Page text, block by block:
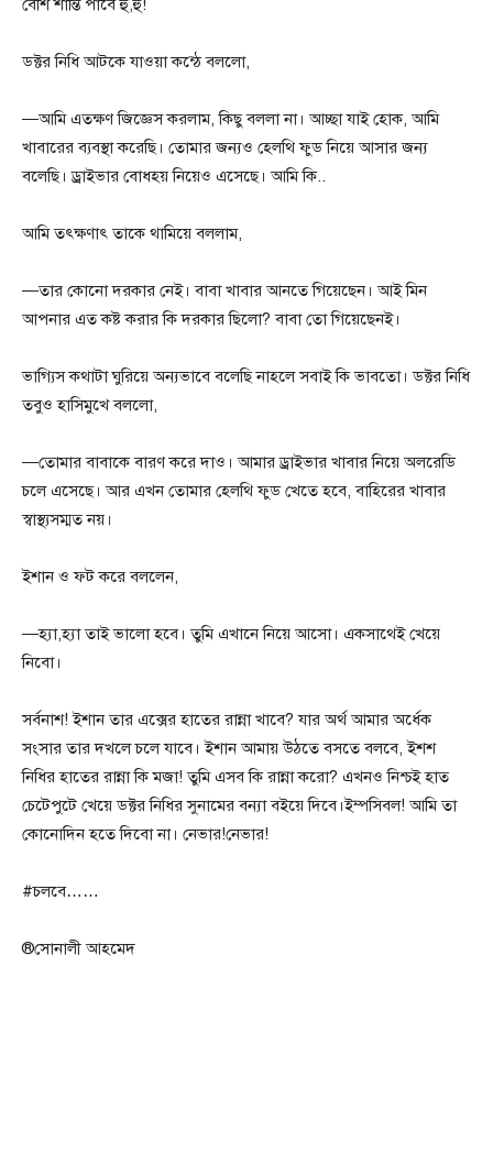
বেশি শান্তি পাবে হু,হু!
ডক্টর নিধি আটকে যাওয়া কন্ঠে বললো,
—আমি এতক্ষণ জিজ্ঞেস করলাম, কিছু বললা না। আচ্ছা যাই হোক, আমি
খাবারের ব্যবস্থা করেছি। তোমার জন্যও হেলথি ফুড নিয়ে আসার জন্য
বলেছি। ড্রাইভার বোধহয় নিয়েও এসেছে। আমি কি..
আমি তৎক্ষণাৎ তাকে থামিয়ে বললাম,
—তার কোনো দরকার নেই। বাবা খাবার আনতে গিয়েছেন। আই মিন
আপনার এত কষ্ট করার কি দরকার ছিলো? বাবা তো গিয়েছেনই।
ভাগ্যিস কথাটা ঘুরিয়ে অন্যভাবে বলেছি নাহলে সবাই কি ভাবতো। ডক্টর নিধি
তবুও হাসিমুখে বললো,
—তোমার বাবাকে বারণ করে দাও। আমার ড্রাইভার খাবার নিয়ে অলরেডি
চলে এসেছে। আর এখন তোমার হেলথি ফুড খেতে হবে, বাহিরের খাবার
স্বাস্থ্যসম্মত নয়।
ইশান ও ফট করে বললেন,
—হ্যা,হ্যা তাই ভালো হবে। তুমি এখানে নিয়ে আসো। একসাথেই খেয়ে
নিবো।
সর্বনাশ! ইশান তার এক্সের হাতের রান্না খাবে? যার অর্থ আমার অর্ধেক
সংসার তার দখলে চলে যাবে। ইশান আমায় উঠতে বসতে বলবে, ইশশ
নিধির হাতের রান্না কি মজা! তুমি এসব কি রান্না করো? এখনও নিশ্চই হাত
চেটেপুটে খেয়ে ডক্টর নিধির সুনামের বন্যা বইয়ে দিবে।ইম্পসিবল! আমি তা
কোনোদিন হতে দিবো না। নেভার!নেভার!
#চলবে……
®সোনালী আহমেদ